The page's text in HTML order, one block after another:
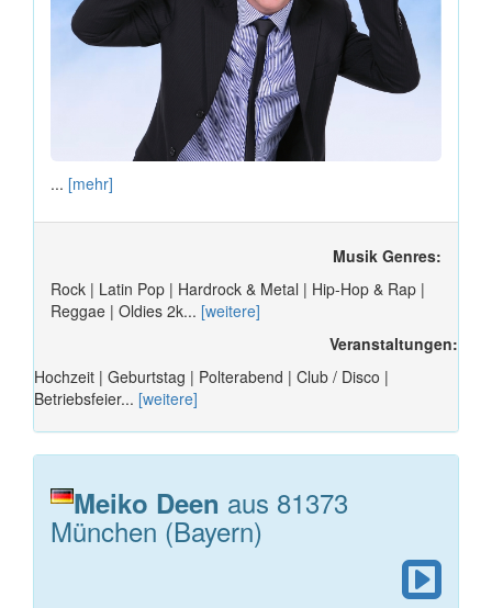
... [mehr]
Musik Genres:
Rock | Latin Pop | Hardrock & Metal | Hip-Hop & Rap |
Reggae | Oldies 2k... [weitere]
Veranstaltungen:
Hochzeit | Geburtstag | Polterabend | Club / Disco |
Betriebsfeier... [weitere]
Meiko Deen aus 81373
München (Bayern)